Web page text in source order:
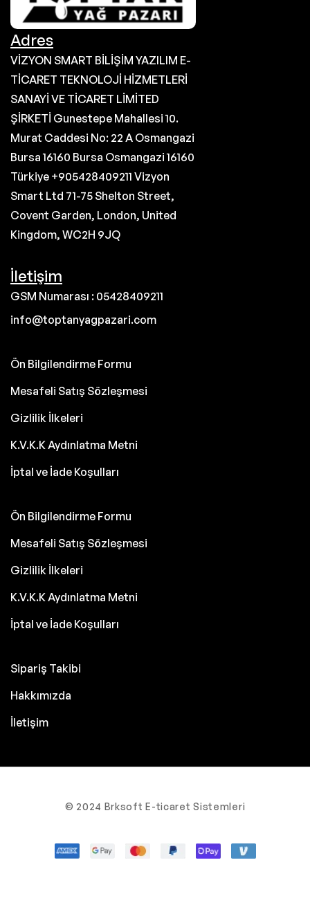
Adres
VİZYON SMART BİLİŞİM YAZILIM E-
TİCARET TEKNOLOJİ HİZMETLERİ
SANAYİ VE TİCARET LİMİTED
ŞİRKETİ Gunestepe Mahallesi 10.
Murat Caddesi No: 22 A Osmangazi
Bursa 16160 Bursa Osmangazi 16160
Türkiye +905428409211 Vizyon
Smart Ltd 71-75 Shelton Street,
Covent Garden, London, United
Kingdom, WC2H 9JQ
İletişim
GSM Numarası : 05428409211
info@toptanyagpazari.com
Ön Bilgilendirme Formu
Mesafeli Satış Sözleşmesi
Gizlilik İlkeleri
K.V.K.K Aydınlatma Metni
İptal ve İade Koşulları
Ön Bilgilendirme Formu
Mesafeli Satış Sözleşmesi
Gizlilik İlkeleri
K.V.K.K Aydınlatma Metni
İptal ve İade Koşulları
Sipariş Takibi
Hakkımızda
İletişim
© 2024 Brksoft E-ticaret Sistemleri